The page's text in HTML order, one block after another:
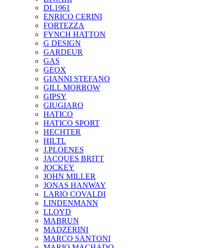
DL1961
ENRICO CERINI
FORTEZZA
FYNCH HATTON
G DESIGN
GARDEUR
GAS
GEOX
GIANNI STEFANO
GILL MORROW
GIPSY
GIUGIARO
HATICO
HATICO SPORT
HECHTER
HILTL
J.PLOENES
JAСQUES BRITT
JOCKEY
JOHN MILLER
JONAS HANWAY
LARIO COVALDI
LINDENMANN
LLOYD
MABRUN
MADZERINI
MARCO SANTONI